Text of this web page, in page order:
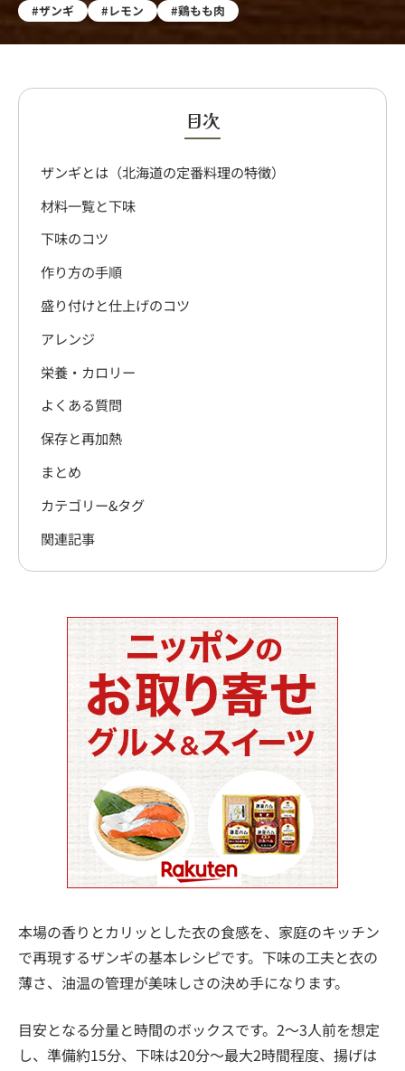
#ザンギ
#レモン #鶏もも肉
目次
ザンギとは（北海道の定番料理の特徴）
材料一覧と下味
下味のコツ
作り方の手順
盛り付けと仕上げのコツ
アレンジ
栄養・カロリー
よくある質問
保存と再加熱
まとめ
カテゴリー&タグ
関連記事
本場の香りとカリッとした衣の食感を、家庭のキッチン
で再現するザンギの基本レシピです。下味の工夫と衣の
薄さ、油温の管理が美味しさの決め手になります。
目安となる分量と時間のボックスです。2〜3人前を想定
し、準備約15分、下味は20分〜最大2時間程度、揚げは